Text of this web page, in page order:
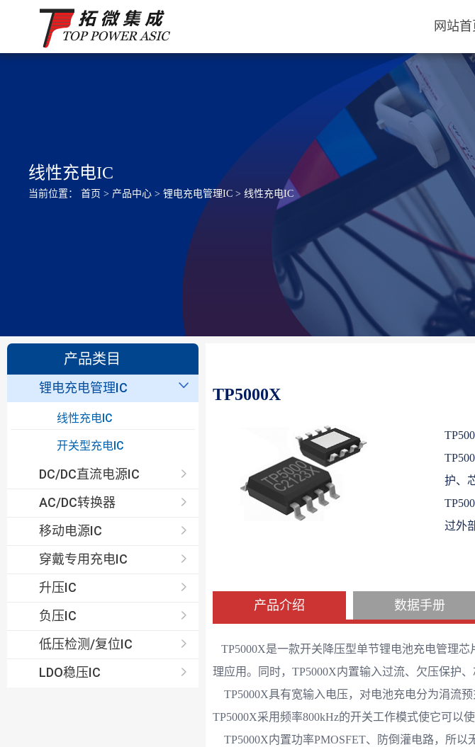
网站首
线性充电IC
当前位置： 首页 > 产品中心 > 锂电充电管理IC > 线性充电IC
产品类目
锂电充电管理IC
线性充电IC
开关型充电IC
DC/DC直流电源IC
AC/DC转换器
移动电源IC
穿戴专用充电IC
升压IC
负压IC
低压检测/复位IC
LDO稳压IC
TP5000X
护、
过外
产品介绍 数据手册
TP5000X是一款开关降压型单节锂电池充电管理
理应用。同时，TP5000X内置输入过流、欠压保护
TP5000X具有宽输入电压，对电池充电分为涓流
TP5000X采用频率800kHz的开关工作模式使它可以
TP5000X内置功率PMOSFET、防倒灌电路，所以